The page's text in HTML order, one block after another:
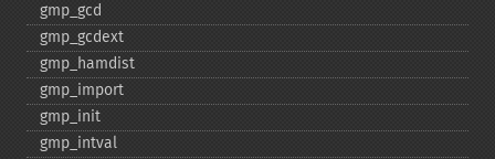
gmp_​gcd
gmp_​gcdext
gmp_​hamdist
gmp_​import
gmp_​init
gmp_​intval